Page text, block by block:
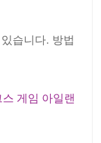
습니다. 방법
스 게임 아일랜